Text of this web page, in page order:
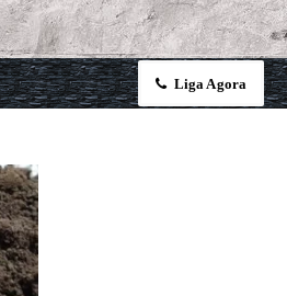
Liga Agora